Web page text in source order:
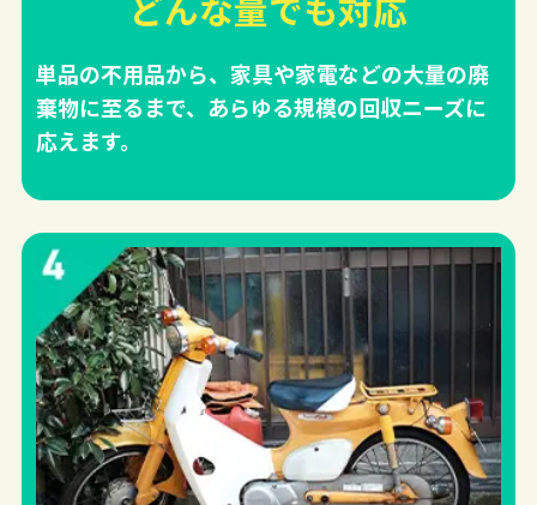
単品の不用品から、家具や家電などの大量の廃
棄物に至るまで、あらゆる規模の回収ニーズに
応えます。